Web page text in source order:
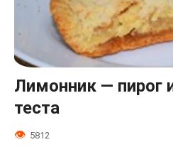
Лимонник — пирог
теста
5812